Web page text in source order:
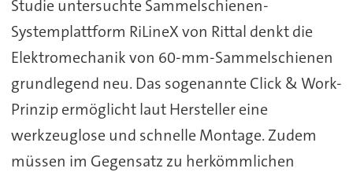
Studie untersuchte Sammelschienen-
Systemplattform RiLineX von Rittal denkt die
Elektromechanik von 60-mm-Sammelschienen
grundlegend neu. Das sogenannte Click & Work-
Prinzip ermöglicht laut Hersteller eine
werkzeuglose und schnelle Montage. Zudem
müssen im Gegensatz zu herkömmlichen